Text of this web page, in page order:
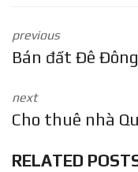
previous
Bán đất Đê
next
Cho thuê nhà
RELATED